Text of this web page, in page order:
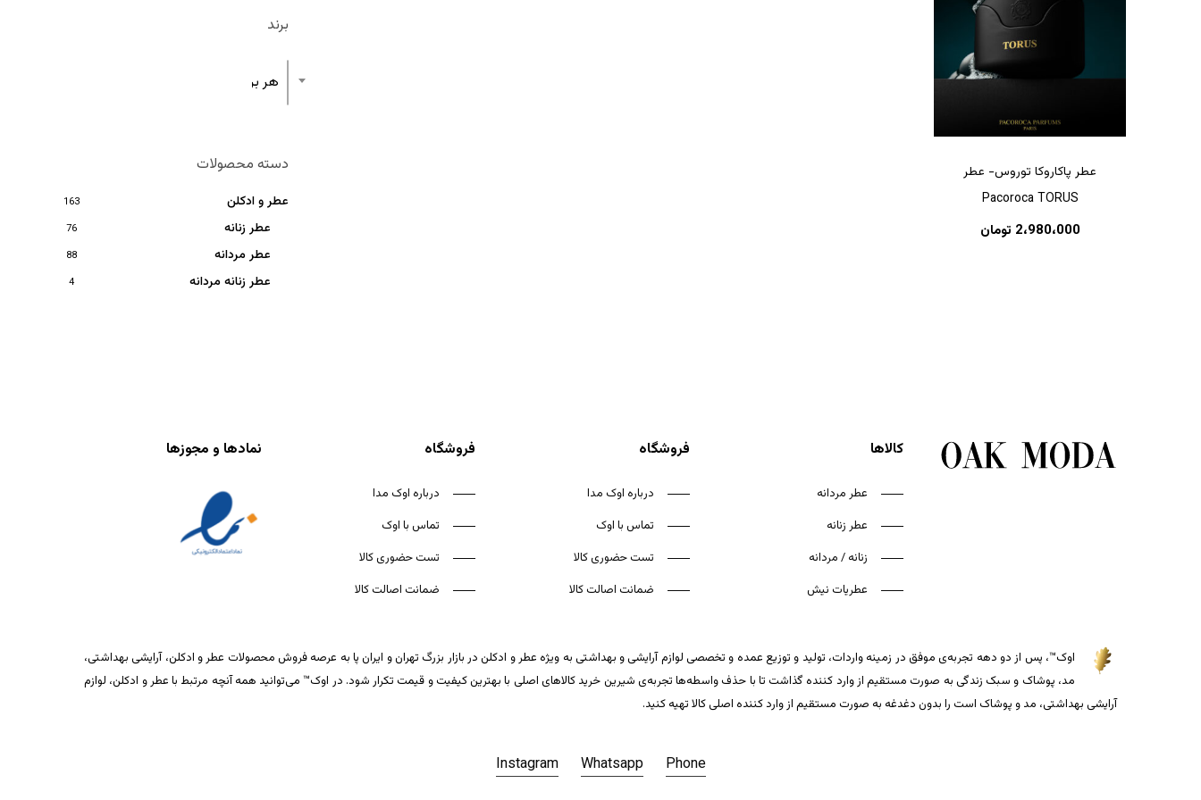
برند
هر برند
دسته محصولات
عطر و ادکلن 163
عطر زنانه 76
عطر مردانه 88
عطر زنانه مردانه 4
عطر پاکاروکا توروس- عطر
Pacoroca TORUS
2،980،000 تومان
کالاها
عطر مردانه
عطر زنانه
زنانه / مردانه
عطریات نیش
فروشگاه
درباره اوک مدا
تماس با اوک
تست حضوری کالا
ضمانت اصالت کالا
فروشگاه
درباره اوک مدا
تماس با اوک
تست حضوری کالا
ضمانت اصالت کالا
نمادها و مجوزها
اوک™، پس از دو دهه تجربه‌ی موفق در زمینه واردات، تولید و توزیع عمده و تخصصی لوازم آرایشی و بهداشتی به ویژه عطر و ادکلن در بازار بزرگ تهران و ایران پا به عرصه فروش محصولات عطر و ادکلن، آرایشی بهداشتی،
مد، پوشاک و سبک زندگی به صورت مستقیم از وارد کننده گذاشت تا با حذف واسطه‌ها تجربه‌ی شیرین خرید کالاهای اصلی با بهترین کیفیت و قیمت تکرار شود. در اوک™ می‌توانید همه آنچه مرتبط با عطر و ادکلن، لوازم
آرایشی بهداشتی، مد و پوشاک است را بدون دغدغه به صورت مستقیم از وارد کننده اصلی کالا تهیه کنید.
Instagram Whatsapp Phone